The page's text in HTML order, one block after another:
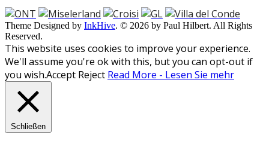
Theme Designed by InkHive. © 2026 by Paul Hilbert. All Rights
Reserved.
This website uses cookies to improve your experience.
We'll assume you're ok with this, but you can opt-out if
you wish.Accept Reject Read More - Lesen Sie mehr
Schließen